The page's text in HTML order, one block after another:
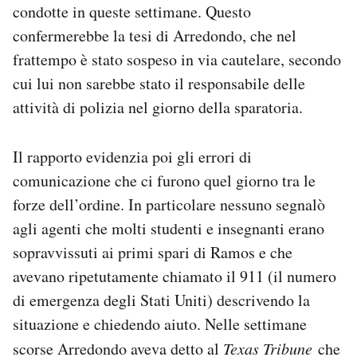
condotte in queste settimane. Questo
confermerebbe la tesi di Arredondo, che nel
frattempo è stato sospeso in via cautelare, secondo
cui lui non sarebbe stato il responsabile delle
attività di polizia nel giorno della sparatoria.
Il rapporto evidenzia poi gli errori di
comunicazione che ci furono quel giorno tra le
forze dell’ordine. In particolare nessuno segnalò
agli agenti che molti studenti e insegnanti erano
sopravvissuti ai primi spari di Ramos e che
avevano ripetutamente chiamato il 911 (il numero
di emergenza degli Stati Uniti) descrivendo la
situazione e chiedendo aiuto. Nelle settimane
scorse Arredondo aveva detto al Texas Tribune che